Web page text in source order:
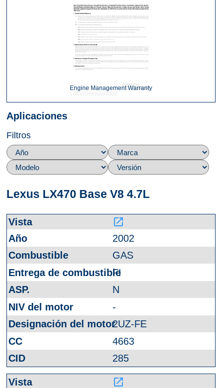
Engine Management Warranty
Aplicaciones
Filtros
Lexus LX470 Base V8 4.7L
launch
2002
GAS
FI
N
-
2UZ-FE
4663
285
launch